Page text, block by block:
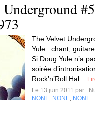
The Velvet
Yule : chant,
Si Doug Yule n’a
soirée
Rock’n’Roll Hal...
Le 13 juin 2011 par
NONE NONE NONE